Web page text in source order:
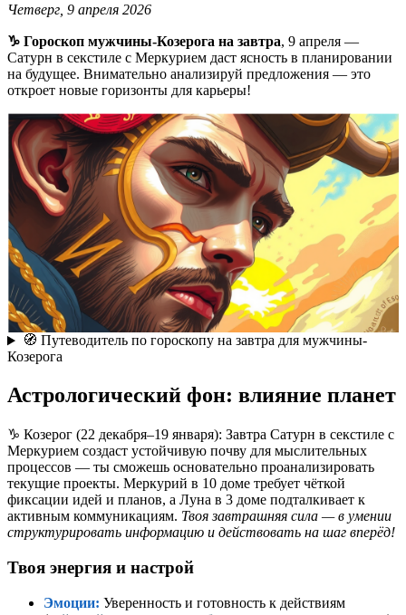
Четверг, 9 апреля 2026
♑️ Гороскоп мужчины-Козерога на завтра, 9 апреля —
Сатурн в секстиле с Меркурием даст ясность в планировании
на будущее. Внимательно анализируй предложения — это
откроет новые горизонты для карьеры!
🧭 Путеводитель по гороскопу на завтра для мужчины-
Козерога
Астрологический фон: влияние планет
♑ Козерог (22 декабря–19 января): Завтра Сатурн в секстиле с
Меркурием создаст устойчивую почву для мыслительных
процессов — ты сможешь основательно проанализировать
текущие проекты. Меркурий в 10 доме требует чёткой
фиксации идей и планов, а Луна в 3 доме подталкивает к
активным коммуникациям. Твоя завтрашняя сила — в умении
структурировать информацию и действовать на шаг вперёд!
Твоя энергия и настрой
Эмоции: Уверенность и готовность к действиям